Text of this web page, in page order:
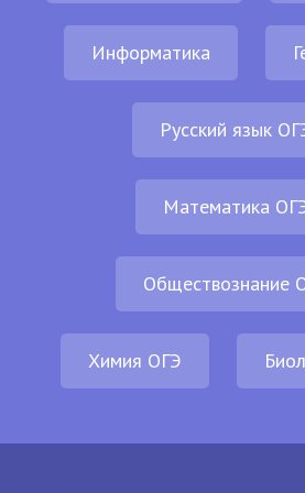
Информатика
Русский язык
Математика
Обществознание
Химия ОГЭ